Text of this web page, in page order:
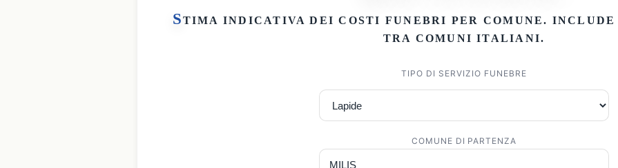
STIMA INDICATIVA DEICOSTI FUNEBRI PER COMUNE. INCLUDE
TRA COMUNI ITALIANI.
TIPO DI SERVIZIO FUNEBRE
COMUNE DI PARTENZA